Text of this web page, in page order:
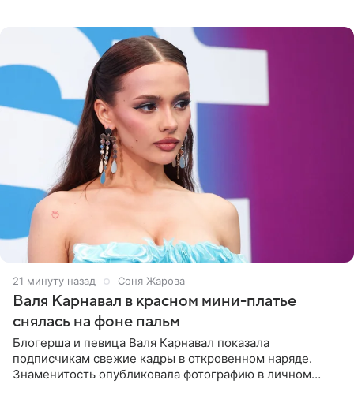
21 минуту назад Соня Жарова
Валя Карнавал в красном мини-платье
снялась на фоне пальм
Блогерша и певица Валя Карнавал показала
подписчикам свежие кадры в откровенном наряде.
Знаменитость опубликовала фотографию в личном